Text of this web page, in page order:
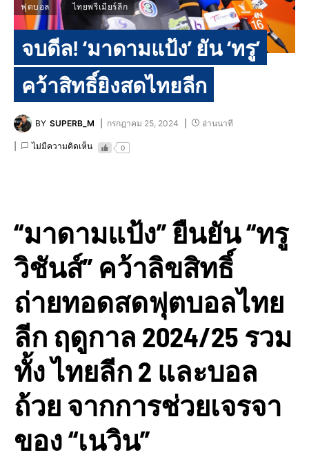
ฟุตบอล ไทยพรีเมียร์ลีก
จบดีล! ‘มาดามแป้ง’ ยัน ‘ทรู’
คว้าสิทธิ์ยิงสดไทยลีก
BY SUPERB_M กรกฎาคม 25, 2024 อ่านนาที
ไม่มีความคิดเห็น 0
“มาดามแป้ง” ยืนยัน “ทรู
วิชันส์” คว้าลิขสิทธิ์
ถ่ายทอดสดฟุตบอลไทย
ลีก ฤดูกาล 2024/25 รวม
ทั้ง ไทยลีก 2 และบอล
ถ้วย จากการช่วยเจรจา
ของ “เนวิน”